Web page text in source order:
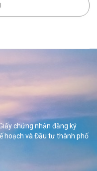
chứng nhận đăng ký
hoạch và Đầu tư thành phố